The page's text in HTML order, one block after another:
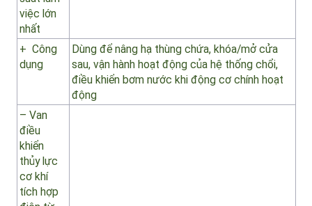
cơ khí
tích hợp,
van an
toàn và
khí nén
suất làm
việc lớn
nhất
320 bar
+ Công
dụng